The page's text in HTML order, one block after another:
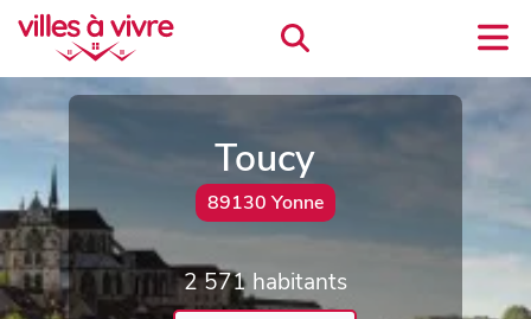
Toucy
89130 Yonne
2 571 habitants